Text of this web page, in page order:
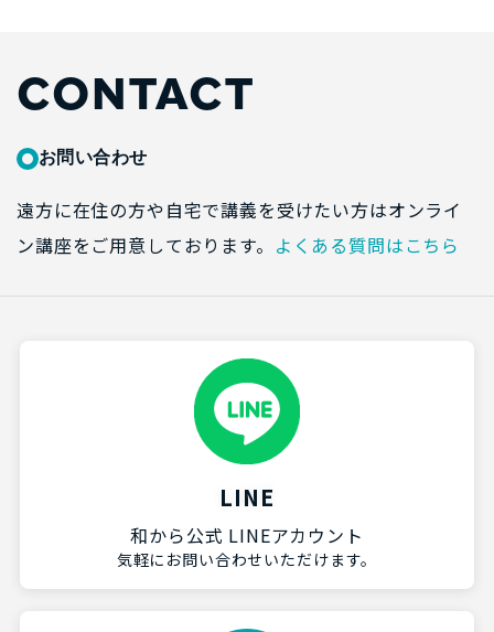
CONTACT
お問い合わせ
遠方に在住の方や自宅で講義を受けたい方はオンライ
ン講座をご用意しております。 よくある質問はこちら
LINE
和から公式 LINEアカウント
気軽にお問い合わせいただけます。